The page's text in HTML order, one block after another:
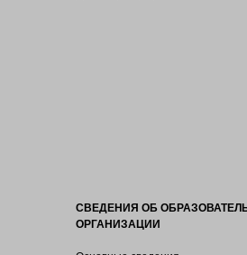
СВЕДЕНИЯ ОБ
ОРГАНИЗАЦИИ